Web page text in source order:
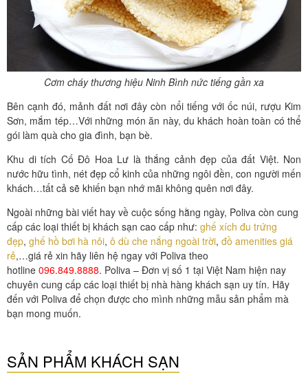
Cơm cháy thương hiệu Ninh Bình nức tiếng gần xa
Bên cạnh đó, mảnh đất nơi đây còn nổi tiếng với ốc núi, rượu Kim
Sơn, mắm tép…Với những món ăn này, du khách hoàn toàn có thể
gói làm quà cho gia đình, bạn bè.
Khu di tích Cố Đô Hoa Lư là thắng cảnh đẹp của đất Việt. Non
nước hữu tình, nét đẹp cổ kinh của những ngôi đền, con người mến
khách…tất cả sẽ khiến bạn nhớ mãi không quên nơi đây.
Ngoài những bài viết hay về cuộc sống hằng ngày, Poliva còn cung
cấp các loại thiết bị khách sạn cao cấp như: ghế xích đu trứng
đẹp, ghế hồ bơi hà nôi, ô dù che nắng ngoài trời, đồ amenities giá
rẻ,…giá rẻ xin hãy liên hệ ngay với Poliva theo
hotline 096.849.8888. Poliva – Đơn vị số 1 tại Việt Nam hiện nay
chuyên cung cấp các loại thiết bị nhà hàng khách sạn uy tín. Hãy
đến với Poliva để chọn được cho mình những mẫu sản phẩm mà
bạn mong muốn.
SẢN PHẨM KHÁCH SẠN